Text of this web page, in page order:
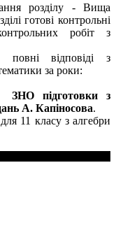
розділу - Вища
готові контрольні
робіт з
повні відповіді з
за роки:
ЗНО підготовки з
А. Капіносова.
11 класу з алгебри